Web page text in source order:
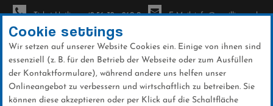
Direkt
zum
Ticket-Hotline: +49 56 32 - 960-0 E-Mail: info@sc-willingen.de
Cookie settings
Wir setzen auf unserer Website Cookies ein. Einige von ihnen sind
essenziell (z. B. für den Betrieb der Webseite oder zum Ausfüllen
der Kontaktformulare), während andere uns helfen unser
Onlineangebot zu verbessern und wirtschaftlich zu betreiben. Sie
können diese akzeptieren oder per Klick auf die Schaltfläche